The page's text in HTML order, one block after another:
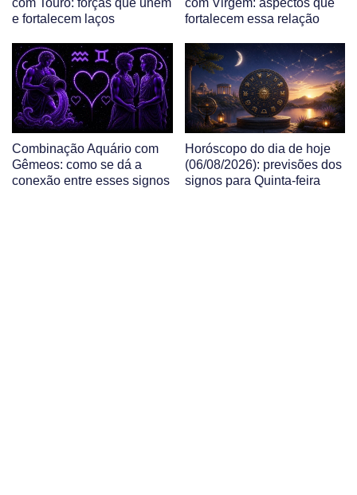
e fortalecem laços
fortalecem essa relação
Combinação Aquário com
Gêmeos: como se dá a
conexão entre esses signos
Horóscopo do dia de hoje
(06/08/2026): previsões dos
signos para Quinta-feira